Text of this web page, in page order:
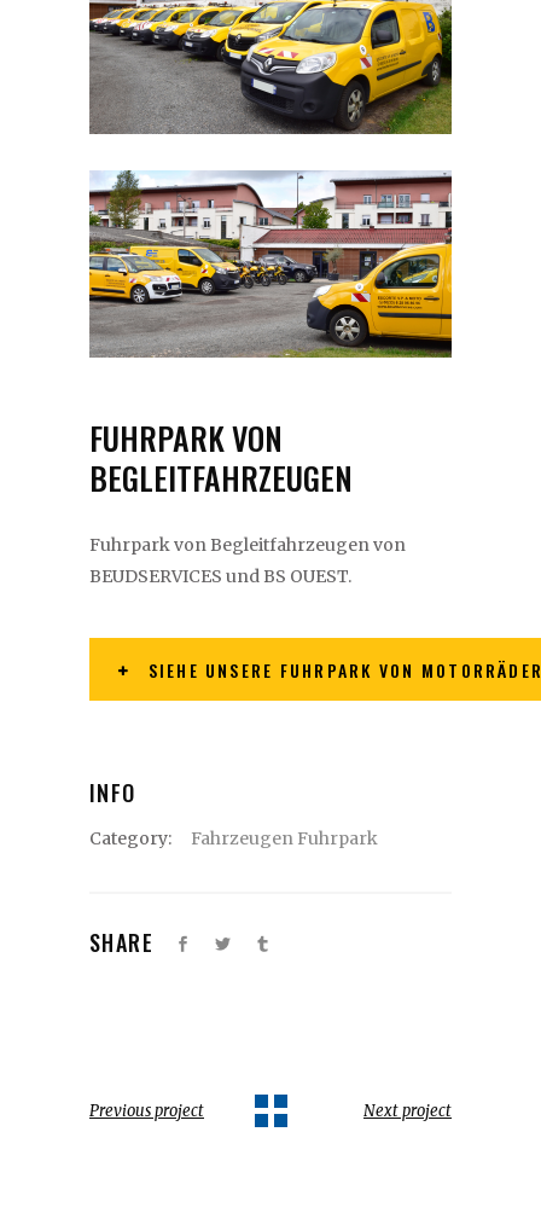
FUHRPARK VON
BEGLEITFAHRZEUGEN
Fuhrpark von Begleitfahrzeugen von
BEUDSERVICES und BS OUEST.
SIEHE UNSERE FUHRPARK VON
INFO
Category: Fahrzeugen Fuhrpark
SHARE
Previous project Next project